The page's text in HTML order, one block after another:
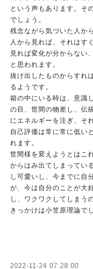
と いう声もあります。そ
でしょう。
残念ながら気づいた人か
人 から見れば、それはす
見れば変化が分からない
と思われます。
抜け出したものからすれ
る ようです。
箱の中にいる時は、意識
の目、世間の物差し、伝
にエ ネルギーを注ぎ、そ
自己評価は常に常に低い
れます。
世間様を変えようとはこ
か らはみ出てしまってい
し可愛いし、今までに自
が、今は自分のことが大
し、ワク ワクしてしまう
きっかけは小笠原理論で
2022-11-24 07:28:00